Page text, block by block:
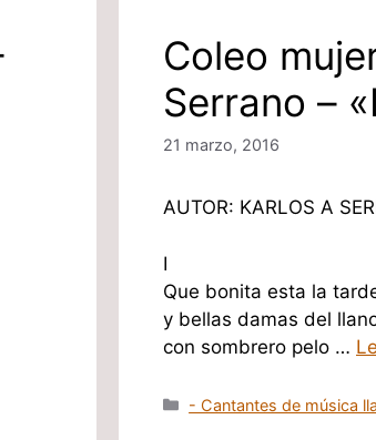
Coleo
Serrano –
21 marzo, 2016
AUTOR: KARLOS A
I
Que bonita esta la
y bellas damas del
con sombrero pelo …
Categorías
- Cantantes de música